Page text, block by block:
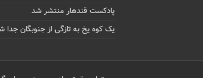
پادکست قندهار منتشر شد
یک کوه یخ به تازگی از جنوبگان جدا